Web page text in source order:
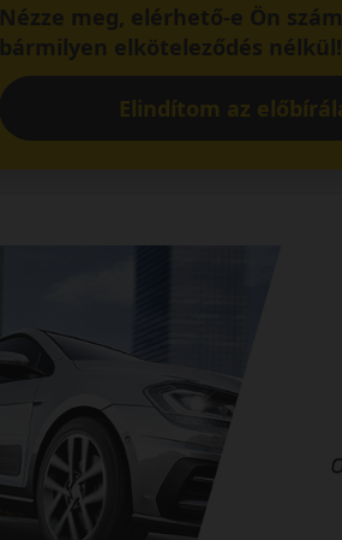
Nézze meg, elérhető-e Ön
bármilyen elköteleződés nélkül!
Elindítom az